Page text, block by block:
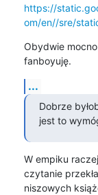
https://
om/en//sre/
Obydwie
fanboyuję.
...
Dobrze
jest to
W empiku
czytanie
niszowych